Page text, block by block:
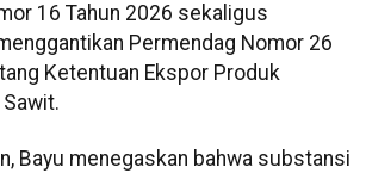
16 Tahun 2026 sekaligus
Permendag Nomor 26
Ketentuan Ekspor Produk
Bayu menegaskan bahwa substansi